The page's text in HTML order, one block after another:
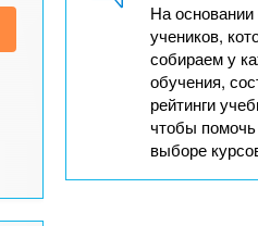
На
учеников,
собираем у
обучения,
рейтинги
чтобы
выборе